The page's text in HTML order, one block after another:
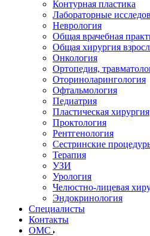
Контурная пластика
Лабораторные
Неврология
Общая врачебная
Общая хирургия
Онкология
Ортопедия,
Оториноларингология
Офтальмология
Педиатрия
Пластическая хирургия
Проктология
Рентгенология
Сестринские
Терапия
УЗИ
Урология
Челюстно-лицевая
Эндокринология
Специалисты
Контакты
ОМС